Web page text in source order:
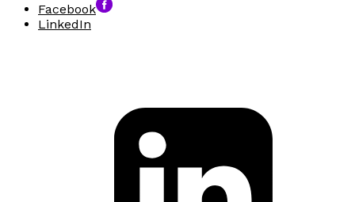
Facebook
LinkedIn